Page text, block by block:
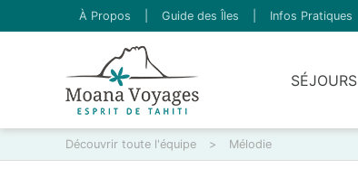
À Propos Guide des Îles Infos Pratiques
SÉJOURS
Découvrir toute l'équipe > Mélodie